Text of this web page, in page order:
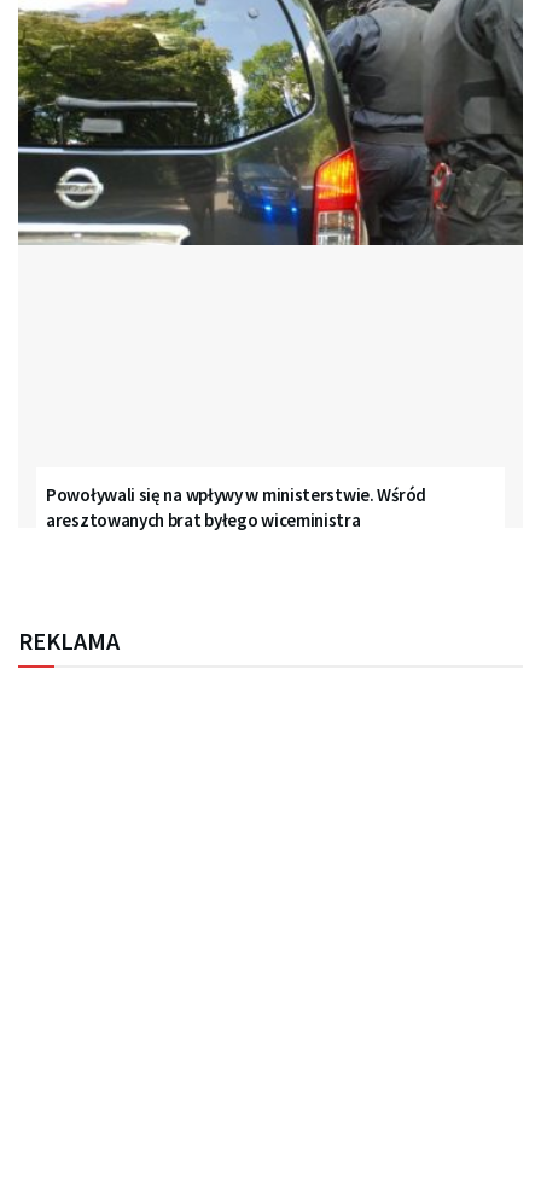
Powoływali się na wpływy w ministerstwie. Wśród
aresztowanych brat byłego wiceministra
REKLAMA